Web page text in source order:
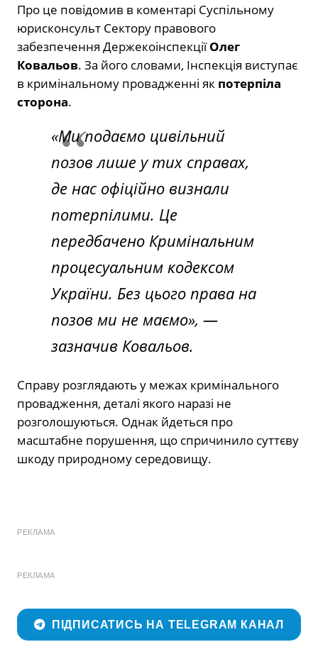
Про це повідомив в коментарі Суспільному
юрисконсульт Сектору правового
забезпечення ДержекоінспекціїОлег
Ковальов. За його словами, Інспекція виступає
в кримінальному провадженні як потерпіла
сторона.
«Ми подаємо цивільний
позов лише у тих справах,
де нас офіційно визнали
потерпілими. Це
передбачено Кримінальним
процесуальним кодексом
України. Без цього права на
позов ми не маємо», —
зазначив Ковальов.
Справу розглядають у межах кримінального
провадження, деталі якого наразі не
розголошуються. Однак йдеться про
масштабне порушення, що спричинило суттєву
шкоду природному середовищу.
РЕКЛАМА
РЕКЛАМА
ПІДПИСАТИСЬ НА TELEGRAM КАНАЛ